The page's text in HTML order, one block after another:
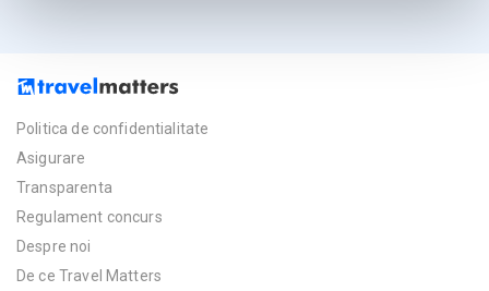
Politica de confidentialitate
Asigurare
Transparenta
Regulament concurs
Despre noi
De ce Travel Matters